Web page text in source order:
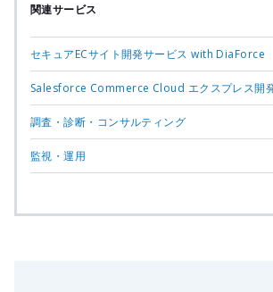
関連サービス
セキュアECサイト開発サービス with DiaForce
Salesforce Commerce Cloud エクスプレス開
調査・診断・コンサルティング
監視・運用